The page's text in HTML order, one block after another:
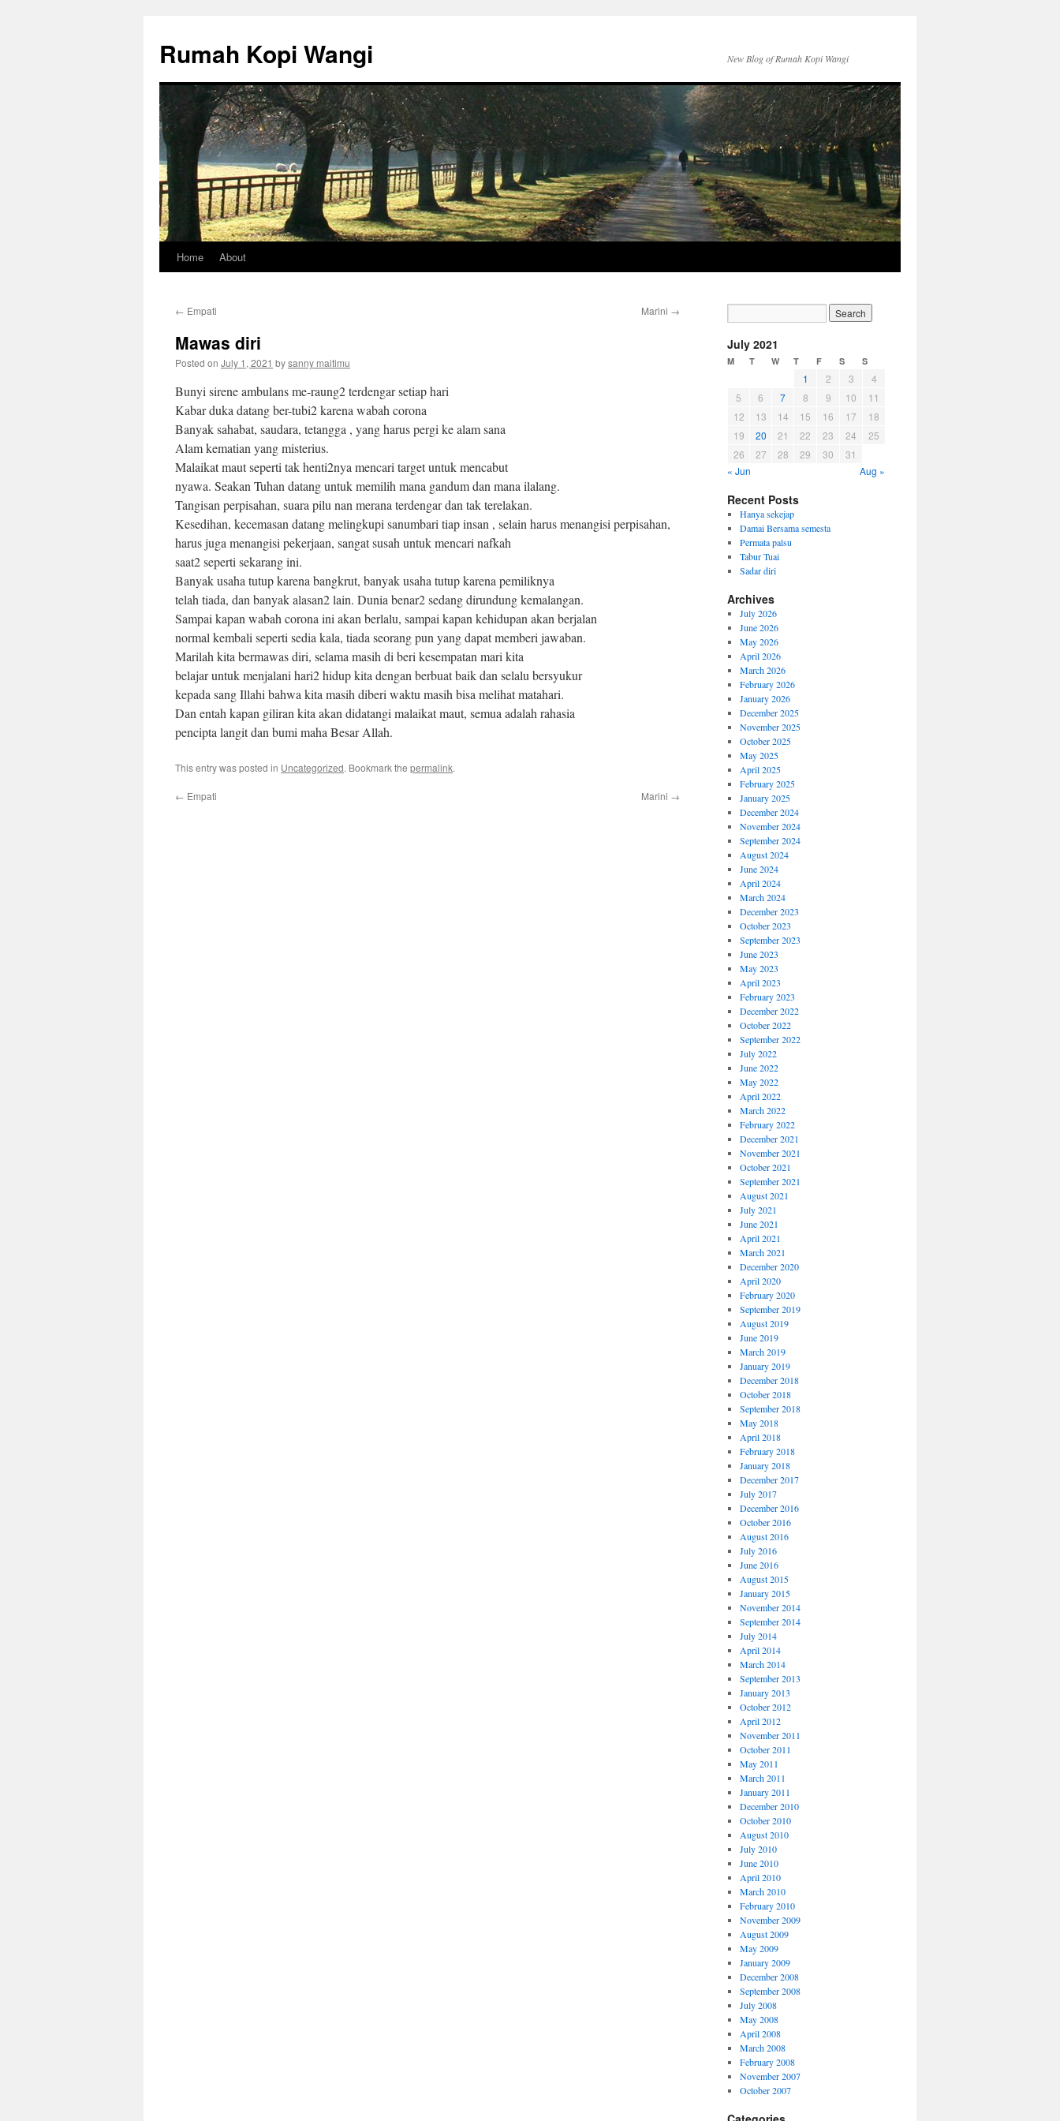
Rumah Kopi Wangi New Blog of Rumah Kopi Wangi
Skip
content
Home About
← Empati Marini →
Mawas diri
Posted on July 1, 2021 bysanny maitimu
Bunyi sirene ambulans me-raung2 terdengar setiap hari
Kabar duka datang ber-tubi2 karena wabah corona
Banyak sahabat, saudara, tetangga , yang harus pergi ke alam sana
Alam kematian yang misterius.
Malaikat maut seperti tak henti2nya mencari target untuk mencabut
nyawa. Seakan Tuhan datang untuk memilih mana gandum dan mana ilalang.
Tangisan perpisahan, suara pilu nan merana terdengar dan tak terelakan.
Kesedihan, kecemasan datang melingkupi sanumbari tiap insan , selain harus menangisi perpisahan,
harus juga menangisi pekerjaan, sangat susah untuk mencari nafkah
saat2 seperti sekarang ini.
Banyak usaha tutup karena bangkrut, banyak usaha tutup karena pemiliknya
telah tiada, dan banyak alasan2 lain. Dunia benar2 sedang dirundung kemalangan.
Sampai kapan wabah corona ini akan berlalu, sampai kapan kehidupan akan berjalan
normal kembali seperti sedia kala, tiada seorang pun yang dapat memberi jawaban.
Marilah kita bermawas diri, selama masih di beri kesempatan mari kita
belajar untuk menjalani hari2 hidup kita dengan berbuat baik dan selalu bersyukur
kepada sang Illahi bahwa kita masih diberi waktu masih bisa melihat matahari.
Dan entah kapan giliran kita akan didatangi malaikat maut, semua adalah rahasia
pencipta langit dan bumi maha Besar Allah.
This entry was posted in Uncategorized. Bookmark the permalink.
← Empati Marini →
July 2021
M T W T F S S
1 2 3
4
5
6 7 8 9 10
11
12
13 14 15 16 17
18
19
20 21 22 23 24
25
26
27 28 29 30
31
« Jun
Aug »
Recent Posts
Hanya sekejap
Damai Bersama semesta
Permata palsu
Tabur Tuai
Sadar diri
Archives
July 2026
June 2026
May 2026
April 2026
March 2026
February 2026
January 2026
December 2025
November 2025
October 2025
May 2025
April 2025
February 2025
January 2025
December 2024
November 2024
September 2024
August 2024
June 2024
April 2024
March 2024
December 2023
October 2023
September 2023
June 2023
May 2023
April 2023
February 2023
December 2022
October 2022
September 2022
July 2022
June 2022
May 2022
April 2022
March 2022
February 2022
December 2021
November 2021
October 2021
September 2021
August 2021
July 2021
June 2021
April 2021
March 2021
December 2020
April 2020
February 2020
September 2019
August 2019
June 2019
March 2019
January 2019
December 2018
October 2018
September 2018
May 2018
April 2018
February 2018
January 2018
December 2017
July 2017
December 2016
October 2016
August 2016
July 2016
June 2016
August 2015
January 2015
November 2014
September 2014
July 2014
April 2014
March 2014
September 2013
January 2013
October 2012
April 2012
November 2011
October 2011
May 2011
March 2011
January 2011
December 2010
October 2010
August 2010
July 2010
June 2010
April 2010
March 2010
February 2010
November 2009
August 2009
May 2009
January 2009
December 2008
September 2008
July 2008
May 2008
April 2008
March 2008
February 2008
November 2007
October 2007